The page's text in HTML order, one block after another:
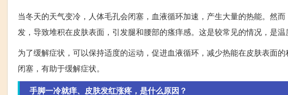
当冬天的天气变冷，人体毛孔会闭塞，血液循环加速，产生大量的热能。然
发，导致堆积在皮肤表面，引发腿和腰部的瘙痒感。这是较常见的情况，是温
为了缓解症状，可以保持适度的运动，促进血液循环，减少热能在皮肤表面
闭塞，有助于缓解症状。
手脚一冷就痒、皮肤发红涨疼，是什么原因？